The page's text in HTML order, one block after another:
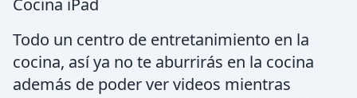
Cocina iPad
Todo un centro de entretanimiento en la
cocina, así ya no te aburrirás en la cocina
además de poder ver videos mientras